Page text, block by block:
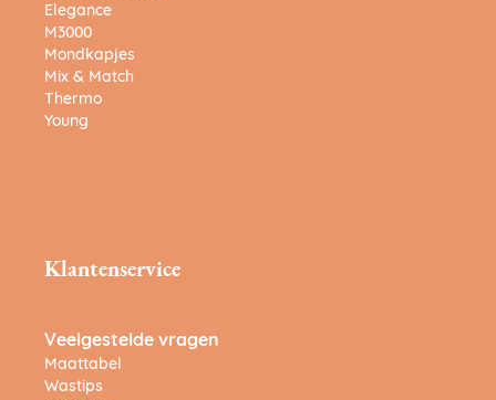
Elegance
M3000
Mondkapjes
Mix & Match
Thermo
Young
Klantenservice
Veelgestelde vragen
Maattabel
Wastips